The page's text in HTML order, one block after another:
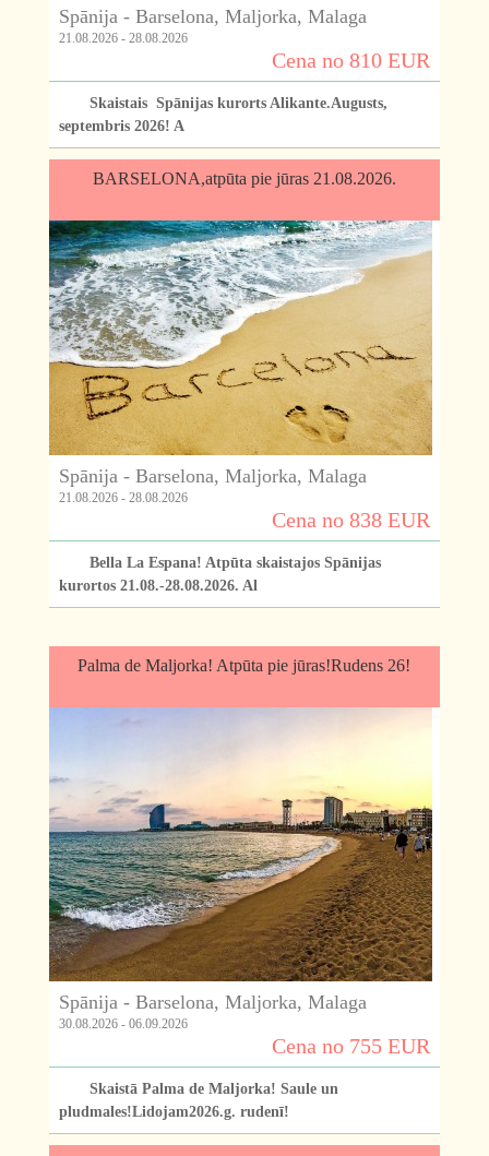
Spānija - Barselona, Maljorka, Malaga
21.08.2026 - 28.08.2026
Cena no 810 EUR
Skaistais Spānijas kurorts Alikante.Augusts,
septembris 2026! A
BARSELONA,atpūta pie jūras 21.08.2026.
Spānija - Barselona, Maljorka, Malaga
21.08.2026 - 28.08.2026
Cena no 838 EUR
Bella La Espana! Atpūta skaistajos Spānijas
kurortos 21.08.-28.08.2026. Al
Palma de Maljorka! Atpūta pie jūras!Rudens 26!
Spānija - Barselona, Maljorka, Malaga
30.08.2026 - 06.09.2026
Cena no 755 EUR
Skaistā Palma de Maljorka! Saule un
pludmales!Lidojam2026.g. rudenī!